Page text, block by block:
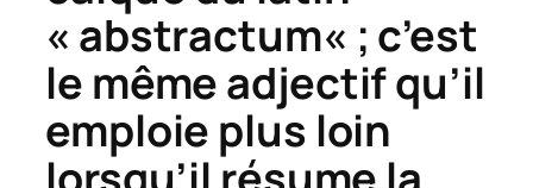
« abstractum« ; c’est
le même adjectif qu’il
emploie plus loin